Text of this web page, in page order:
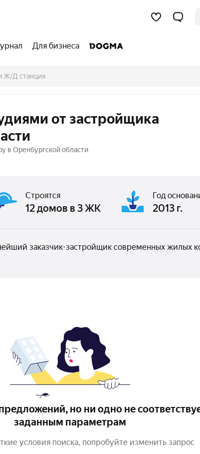
Для бизнеса
от застройщика
в Оренбургской области
Строятся
12 домов в 3 ЖК
Год
2013 г.
заказчик-застройщик современных жилых
но ни одно не
заданным параметрам
условия поиска, попробуйте изменить запрос